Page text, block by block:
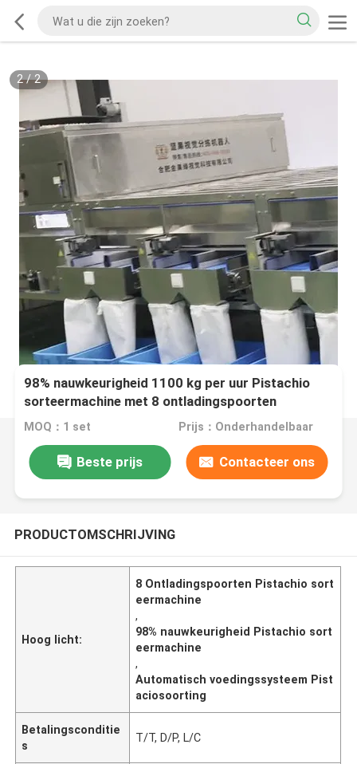
2/2
98% nauwkeurigheid 1100 kg per uur Pistachio
sorteermachine met 8 ontladingspoorten
MOQ：1 set Prijs：Onderhandelbaar
Beste prijs Contacteer ons
PRODUCTOMSCHRIJVING
Hoog licht:
8 Ontladingspoorten Pistachio sort
eermachine
,
98% nauwkeurigheid Pistachio sort
eermachine
,
Automatisch voedingssysteem Pist
aciosoorting
Betalingsconditie
s
T/T, D/P, L/C